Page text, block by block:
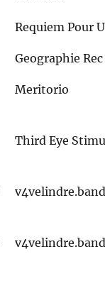
Requiem Pour
Geographie Rec
Meritorio
Third Eye